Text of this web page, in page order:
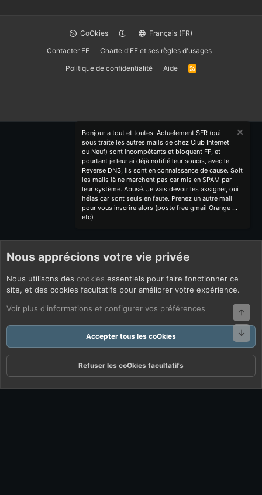
CoOkies
Français (FR)
Contacter FF
Charte d'FF et ses règles d'usages
Politique de confidentialité
Aide
R
Bonjour a tout et toutes. Actuelement SFR (qui
sous traite les autres mails de chez Club Internet
ou Neuf) sont incompétants et bloquent FF, et
pourtant je leur ai déjà notifié leur soucis, avec le
Reverse DNS, ils sont en connaissance de cause. Soit
les mails là ne marchent pas car mis en SPAM par
leur système. Abusé. Je vais devoir les assigner, oui
hélas car sont seuls en faute. Prenez un autre mail
pour vous inscrire alors (poste free gmail Orange ...
etc)
Nous apprécions votre vie privée
Nous utilisons des cookies essentiels pour faire fonctionner ce
site, et des cookies facultatifs pour améliorer votre expérience.
Voir plus d'informations et configurer vos préférences
Accepter tous les coOkies
Refuser les coOkies facultatifs